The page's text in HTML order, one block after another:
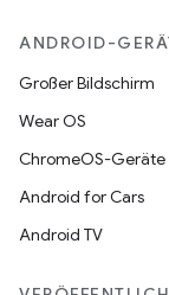
ANDROID-
Großer Bildschirm
Wear OS
ChromeOS-Geräte
Android for Cars
Android TV